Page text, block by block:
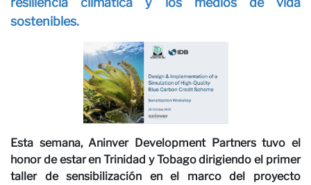
sostenibles.
Esta semana, Aninver Development Partnerstuvo el
honor de estar enTrinidad y Tobagodirigiendo el primer
taller de sensibilización en el marco del proyecto